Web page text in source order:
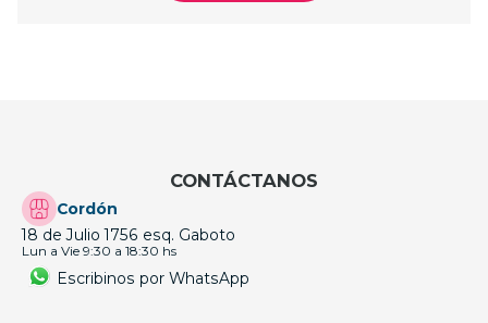
CONTÁCTANOS
Cordón
18 de Julio 1756 esq. Gaboto
Lun a Vie 9:30 a 18:30 hs
Escribinos por WhatsApp